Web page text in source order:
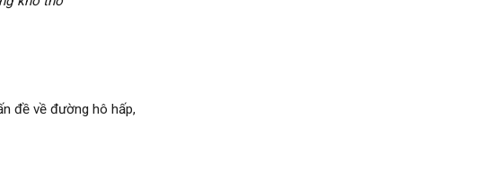
đề về đường hô hấp,